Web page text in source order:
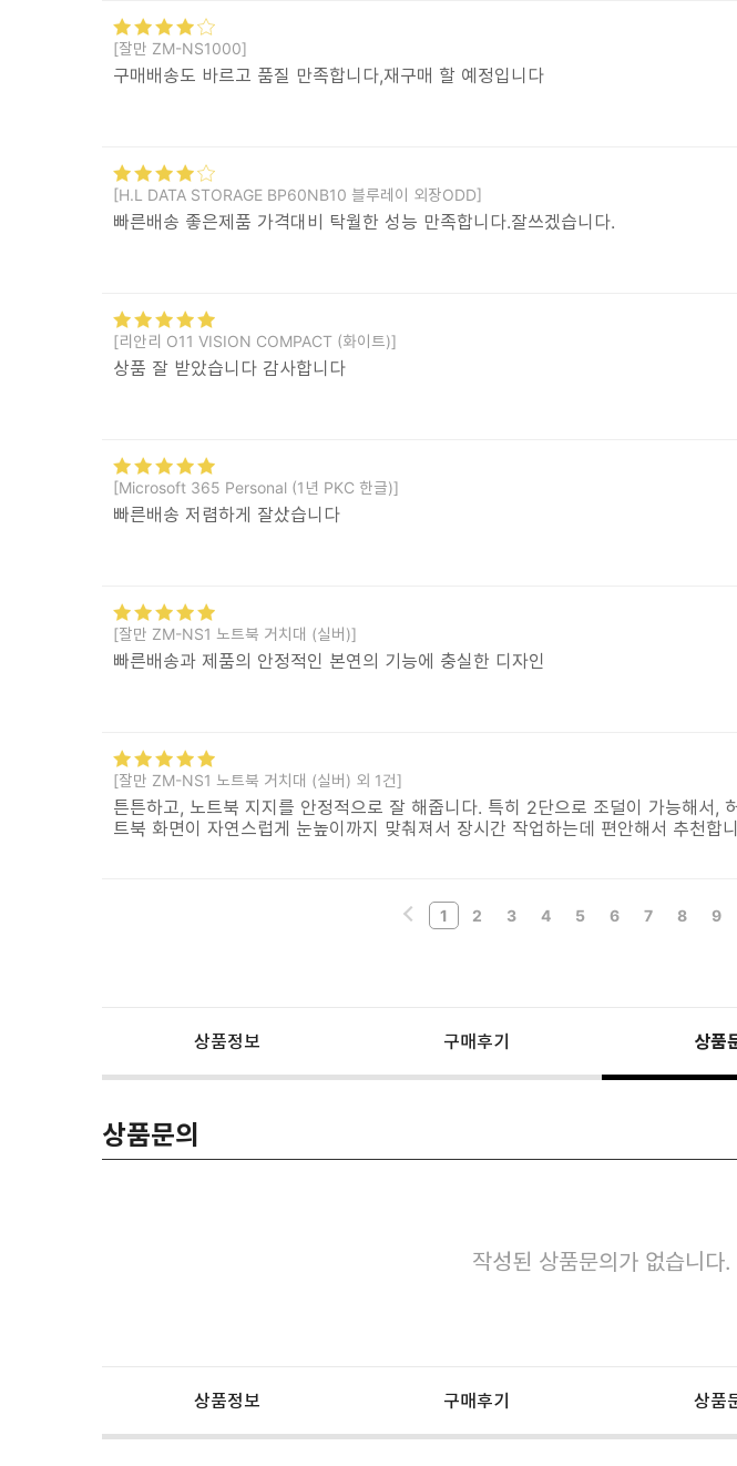
[잘만 ZM-NS1000]
구매배송도 바르고 품질 만족합니다,재구매 할 예정입니다
[H.L DATA STORAGE BP60NB10 블루레이 외장ODD]
빠른배송 좋은제품 가격대비 탁월한 성능 만족합니다.잘쓰겠습니다.
[리안리 O11 VISION COMPACT (화이트)]
상품 잘 받았습니다 감사합니다
[Microsoft 365 Personal (1년 PKC 한글)]
빠른배송 저렴하게 잘샀습니다
[잘만 ZM-NS1 노트북 거치대 (실버)]
빠른배송과 제품의 안정적인 본연의 기능에 충실한 디자인
[잘만 ZM-NS1 노트북 거치대 (실버) 외 1건]
튼튼하고, 노트북 지지를 안정적으로 잘 해줍니다. 특히 2단으로 조덜이 가능해서,
트북 화면이 자연스럽게 눈높이까지 맞춰져서 장시간 작업하는데 편안해서 추천합
1 2 3 4 5 6 7 8 9
상품정보 구매후기 상품
상품문의
작성된 상품문의가 없습니다.
상품정보 구매후기 상품